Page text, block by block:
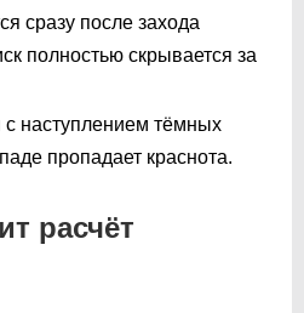
сразу после захода
полностью скрывается за
наступлением тёмных
пропадает краснота.
расчёт